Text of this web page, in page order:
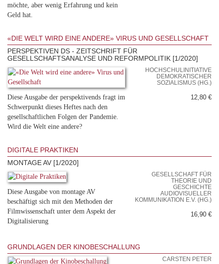
möchte, aber wenig Erfahrung und kein
Geld hat.
«DIE WELT WIRD EINE ANDERE» VIRUS UND GESELLSCHAFT
PERSPEKTIVEN DS - ZEITSCHRIFT FÜR
GESELLSCHAFTSANALYSE UND REFORMPOLITIK [1/2020]
Diese Ausgabe der perspektivends fragt im
Schwerpunkt dieses Heftes nach den
gesellschaftlichen Folgen der Pandemie.
Wird die Welt eine andere?
HOCHSCHULINITIATIVE
DEMOKRATISCHER
SOZIALISMUS (HG.)
12,80 €
DIGITALE PRAKTIKEN
MONTAGE AV [1/2020]
Diese Ausgabe von montage AV
beschäftigt sich mit den Methoden der
Filmwissenschaft unter dem Aspekt der
Digitalisierung
GESELLSCHAFT FÜR
THEORIE UND
GESCHICHTE
AUDIOVISUELLER
KOMMUNIKATION E.V. (HG.)
16,90 €
GRUNDLAGEN DER KINOBESCHALLUNG
CARSTEN PETER